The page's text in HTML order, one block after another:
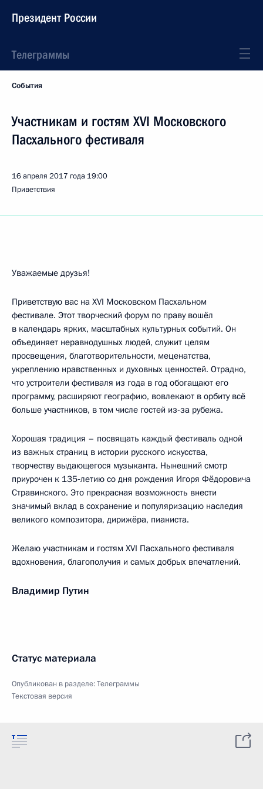
Президент России
Телеграммы
События
Участникам и гостям XVI Московского
Пасхального фестиваля
16 апреля 2017 года 19:00
Приветствия
Уважаемые друзья!
Приветствую вас на XVI Московском Пасхальном
фестивале. Этот творческий форум по праву вошёл
в календарь ярких, масштабных культурных событий. Он
объединяет неравнодушных людей, служит целям
просвещения, благотворительности, меценатства,
укреплению нравственных и духовных ценностей. Отрадно,
что устроители фестиваля из года в год обогащают его
программу, расширяют географию, вовлекают в орбиту всё
больше участников, в том числе гостей из-за рубежа.
Хорошая традиция – посвящать каждый фестиваль одной
из важных страниц в истории русского искусства,
творчеству выдающегося музыканта. Нынешний смотр
приурочен к 135‑летию со дня рождения Игоря Фёдоровича
Стравинского. Это прекрасная возможность внести
значимый вклад в сохранение и популяризацию наследия
великого композитора, дирижёра, пианиста.
Желаю участникам и гостям XVI Пасхального фестиваля
вдохновения, благополучия и самых добрых впечатлений.
Владимир Путин
Статус материала
Опубликован в разделе:Телеграммы
Текстовая версия